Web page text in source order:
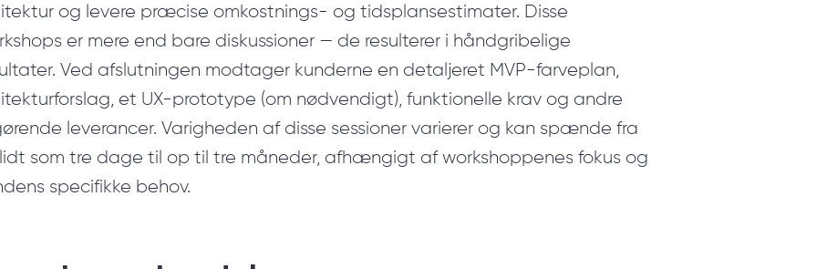
og levere præcise omkostnings- og tidsplansestimater. Disse
er mere end bare diskussioner — de resulterer i håndgribelige
Ved afslutningen modtager kunderne en detaljeret MVP-farveplan,
et UX-prototype (om nødvendigt), funktionelle krav og andre
leverancer. Varigheden af disse sessioner varierer og kan spænde fra
som tre dage til op til tre måneder, afhængigt af workshoppenes fokus og
specifikke behov.